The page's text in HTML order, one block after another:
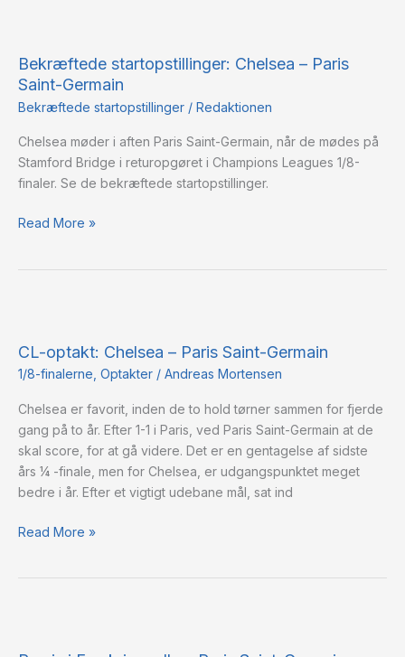
Bekræftede startopstillinger: Chelsea – Paris
Saint-Germain
Bekræftede startopstillinger / Redaktionen
Chelsea møder i aften Paris Saint-Germain, når de mødes på
Stamford Bridge i returopgøret i Champions Leagues 1/8-
finaler. Se de bekræftede startopstillinger.
Chelsea
–
Paris
Germain
Read More »
CL-optakt: Chelsea – Paris Saint-Germain
1/8-finalerne Optakter / Andreas Mortensen
Chelsea er favorit, inden de to hold tørner sammen for fjerde
gang på to år. Efter 1-1 i Paris, ved Paris Saint-Germain at de
skal score, for at gå videre. Det er en gentagelse af sidste
års ¼ -finale, men for Chelsea, er udgangspunktet meget
bedre i år. Efter et vigtigt udebane mål, sat ind
Chelsea
–
Saint-
Germain
Read More »